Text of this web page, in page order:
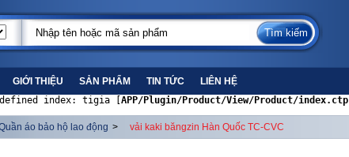
GIỚI THIỆU SẢN PHẨM TIN TỨC LIÊN HỆ
index: tigia [ APP/Plugin/Product/View/Product/index.ctp
áo bảo hộ lao động > vải kaki băngzin Hàn Quốc TC-CVC